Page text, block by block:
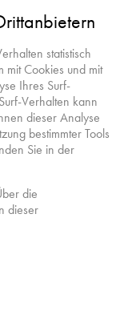
statistisch
mit Cookies und mit
Ihres Surf-
Verhalten kann
dieser Analyse
bestimmter Tools
Sie in der
die
dieser